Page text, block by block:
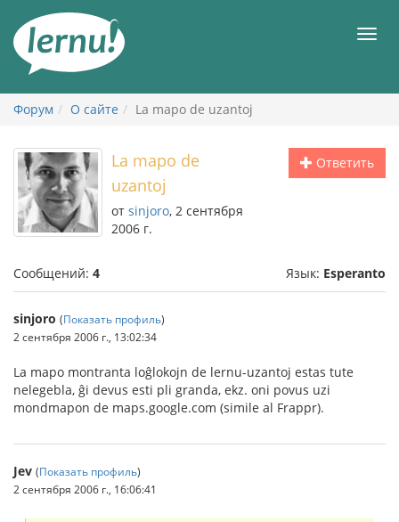
содержанию
Форум О сайте La mapo de uzantoj
Ответить
La mapo de
uzantoj
от sinjoro, 2 сентября
2006 г.
Сообщений: 4 Язык: Esperanto
sinjoro (Показать профиль)
2 сентября 2006 г., 13:02:34
La mapo montranta loĝlokojn de lernu-uzantoj estas tute
nelegebla, ĝi devus esti pli granda, ekz. oni povus uzi
mondmapon de maps.google.com (simile al Frappr).
Jev (Показать профиль)
2 сентября 2006 г., 16:06:41